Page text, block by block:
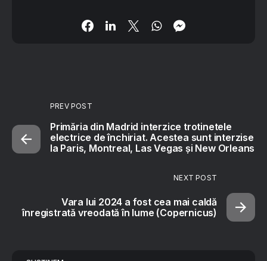
PREV POST
Primăria din Madrid interzice trotinetele
electrice de închiriat. Acestea sunt interzise
la Paris, Montreal, Las Vegas şi New Orleans
NEXT POST
Vara lui 2024 a fost cea mai caldă
înregistrată vreodată în lume (Copernicus)